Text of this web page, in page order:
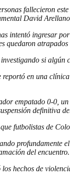
fallecieron
David
intentó ingresar
quedaron
si
en una
empatado 0-0,
definitiva
futbolistas de
profundamente
del encuentro.
hechos de